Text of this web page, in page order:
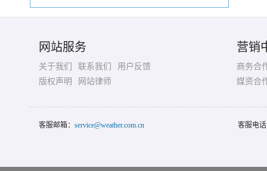
网站服务
关于我们 联系我们
用户反馈
版权声明
网站律师
营销
商务合
媒资合
客服邮箱： service@weather.com.cn 客服电